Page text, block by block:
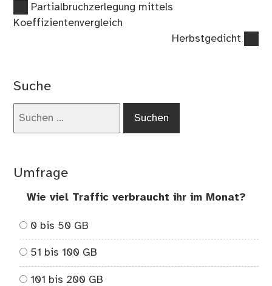
Beitragsnavigation
Vorheriger
Beitrag:
Partialbruchzerlegung mittels
Koeffizientenvergleich
Nächster
Herbstgedicht
Suche
Umfrage
Wie viel Traffic verbraucht ihr im Monat?
0 bis 50 GB
51 bis 100 GB
101 bis 200 GB